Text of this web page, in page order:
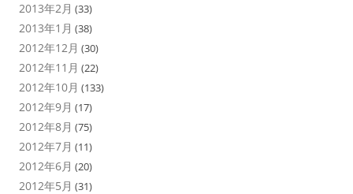
2013年2月 (33)
2013年1月 (38)
2012年12月 (30)
2012年11月 (22)
2012年10月 (133)
2012年9月 (17)
2012年8月 (75)
2012年7月 (11)
2012年6月 (20)
2012年5月 (31)